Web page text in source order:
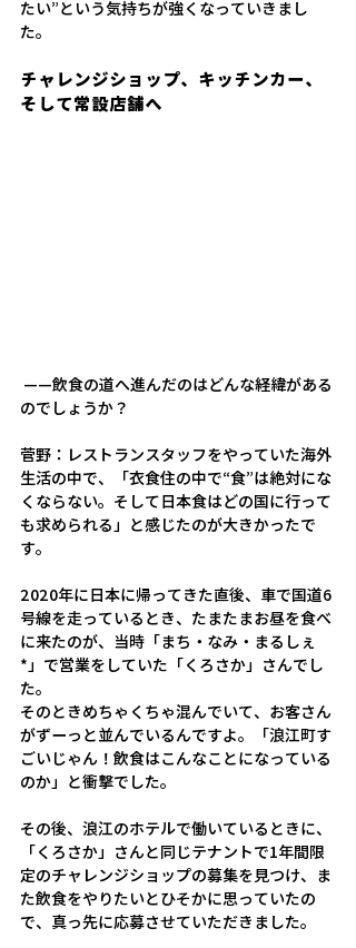
たい”という気持ちが強くなっていきまし
た。
チャレンジショップ、キッチンカー、
そして常設店舗へ
——飲食の道へ進んだのはどんな経緯がある
のでしょうか？
菅野： レストランスタッフをやっていた海外
生活の中で、「衣食住の中で“食”は絶対にな
くならない。そして日本食はどの国に行って
も求められる」と感じたのが大きかったで
す。
2020年に日本に帰ってきた直後、車で国道6
号線を走っているとき、たまたまお昼を食べ
に来たのが、当時「まち・なみ・まるしぇ
*」で営業をしていた「くろさか」さんでし
た。
そのときめちゃくちゃ混んでいて、お客さん
がずーっと並んでいるんですよ。「浪江町す
ごいじゃん！飲食はこんなことになっている
のか」と衝撃でした。
その後、浪江のホテルで働いているときに、
「くろさか」さんと同じテナントで1年間限
定のチャレンジショップの募集を見つけ、ま
た飲食をやりたいとひそかに思っていたの
で、真っ先に応募させていただきました。